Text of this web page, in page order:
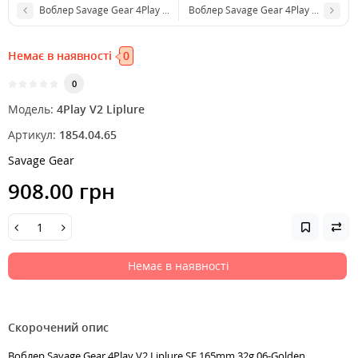
Воблер Savage Gear 4Play V2 Liplure SF 165mm 32g 05-Firetiger
Воблер Savage Gear 4Play V2
Немає в наявності 0
0
Модель: 4Play V2 Liplure
Артикул: 1854.04.65
Savage Gear
908.00 грн
Немає в наявності
Скорочений опис